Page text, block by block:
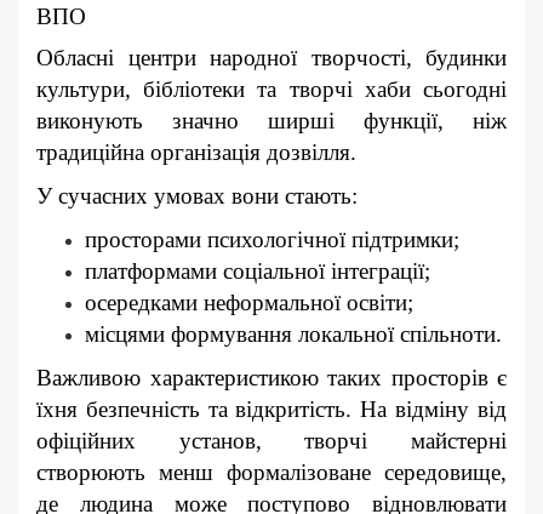
ВПО
Обласні центри народної творчості, будинки
культури, бібліотеки та творчі хаби сьогодні
виконують значно ширші функції, ніж
традиційна організація дозвілля.
У сучасних умовах вони стають:
просторами психологічної підтримки;
платформами соціальної інтеграції;
осередками неформальної освіти;
місцями формування локальної спільноти.
Важливою характеристикою таких просторів є
їхня безпечність та відкритість. На відміну від
офіційних установ, творчі майстерні
створюють менш формалізоване середовище,
де людина може поступово відновлювати